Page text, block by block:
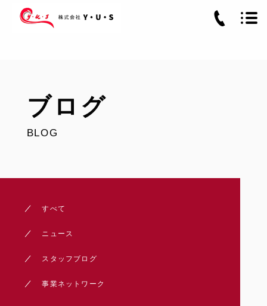
ブログ
BLOG
すべて
ニュース
スタッフブログ
事業ネットワーク